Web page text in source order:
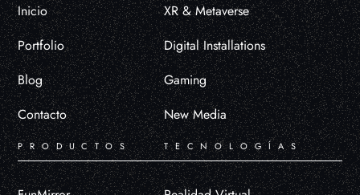
Inicio
Portfolio
Blog
Contacto
XR & Metaverse
Digital Installations
Gaming
New Media
PRODUCTOS TECNOLOGÍAS